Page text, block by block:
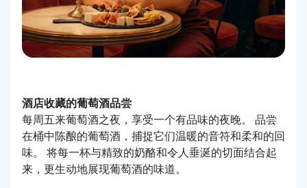
酒店收藏的葡萄酒品尝
每周五来葡萄酒之夜，享受一个有品味的夜晚。 品尝
在桶中陈酿的葡萄酒，捕捉它们温暖的音符和柔和的回
味。 将每一杯与精致的奶酪和令人垂涎的切面结合起
来，更生动地展现葡萄酒的味道。